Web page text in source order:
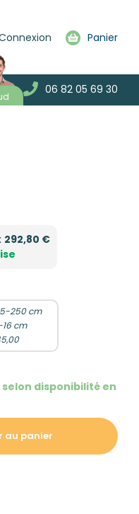
Panier
06 82 05 69 30
292,80 €
250 cm
16 cm
selon disponibilité en
au panier